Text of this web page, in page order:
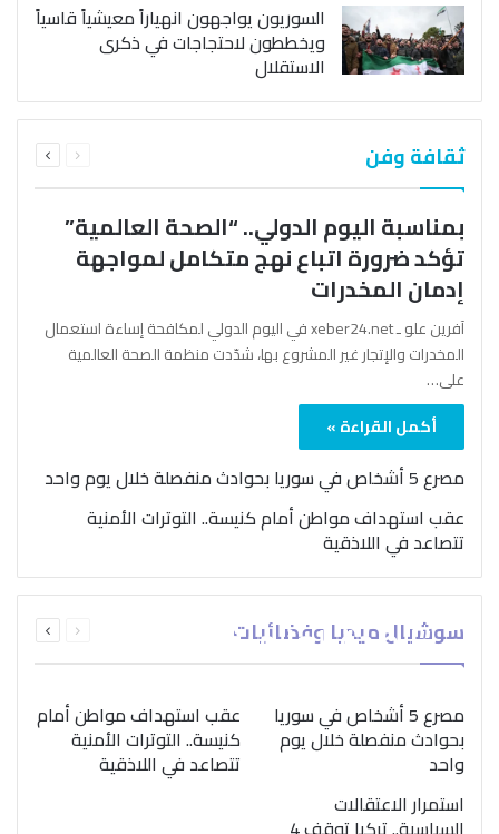
السوريون يواجهون انهياراً معيشياً قاسياً
ويخططون لاحتجاجات في ذكرى
الاستقلال
ثقافة وفن الصفحةالصفحة
بمناسبة اليوم الدولي.. “الصحة العالمية”
تؤكد ضرورة اتباع نهج متكامل لمواجهة
إدمان المخدرات
آفرين علو ـ xeber24.net في اليوم الدولي لمكافحة إساءة استعمال
المخدرات والإتجار غير المشروع بها، شدّدت منظمة الصحة العالمية
على…
أكمل القراءة »
مصرع 5 أشخاص في سوريا بحوادث منفصلة خلال يوم واحد
عقب استهداف مواطن أمام كنيسة.. التوترات الأمنية
تتصاعد في اللاذقية
سوشيال ميديا وفضائيات الصفحةالصفحة
بمناسبة اليوم الدولي..
“الصحة العالمية” تؤكد
ضرورة اتباع نهج متكامل
لمواجهة إدمان المخدرات
مصرع 5 أشخاص في سوريا
بحوادث منفصلة خلال يوم
واحد
عقب استهداف مواطن أمام
كنيسة.. التوترات الأمنية
تتصاعد في اللاذقية
استمرار الاعتقالات